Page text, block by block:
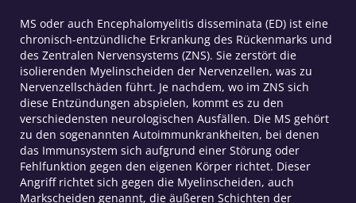
MS oder auch Encephalomyelitis disseminata (ED) ist eine
chronisch-entzündliche Erkrankung des Rückenmarks und
des Zentralen Nervensystems (ZNS). Sie zerstört die
isolierenden Myelinscheiden der Nervenzellen, was zu
Nervenzellschäden führt. Je nachdem, wo im ZNS sich
diese Entzündungen abspielen, kommt es zu den
verschiedensten neurologischen Ausfällen. Die MS gehört
zu den sogenannten Autoimmunkrankheiten, bei denen
das Immunsystem sich aufgrund einer Störung oder
Fehlfunktion gegen den eigenen Körper richtet. Dieser
Angriff richtet sich gegen die Myelinscheiden, auch
Markscheiden genannt, die äußeren Schichten der